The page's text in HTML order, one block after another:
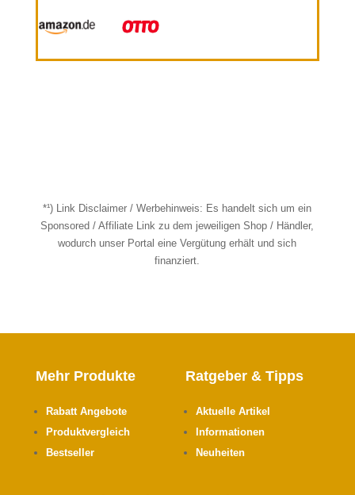
*¹) Link Disclaimer / Werbehinweis: Es handelt sich um ein
Sponsored / Affiliate Link zu dem jeweiligen Shop / Händler,
wodurch unser Portal eine Vergütung erhält und sich
finanziert.
Mehr Produkte
Rabatt Angebote
Produktvergleich
Bestseller
Ratgeber & Tipps
Aktuelle Artikel
Informationen
Neuheiten